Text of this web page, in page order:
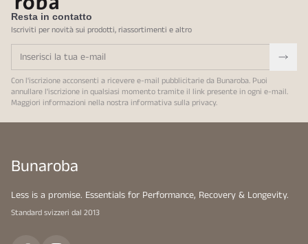
Resta in contatto
Iscriviti per novità sui prodotti, riassortimenti e altro
Con l'iscrizione acconsenti a ricevere e-mail pubblicitarie da Bunaroba. Puoi
annullare l'iscrizione in qualsiasi momento tramite il link presente in ogni e-mail.
Maggiori informazioni nella nostra informativa sulla privacy.
Bunaroba
Less is a promise. Essentials for Performance, Recovery & Longevity.
Standard svizzeri dal 2013